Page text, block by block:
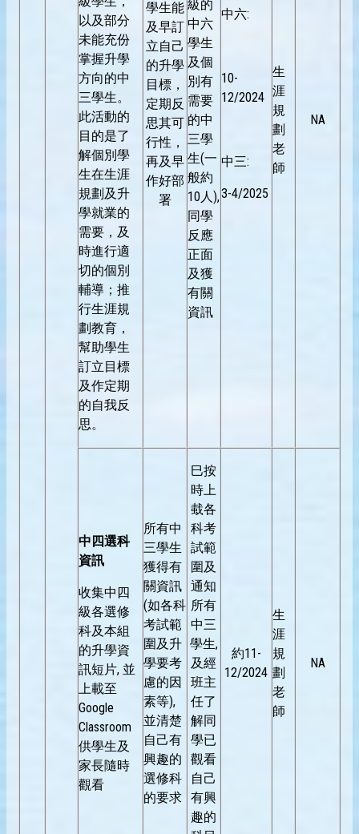
以及部分
未能充份
掌握升學
方向的中
三學生。
此活動的
目的是了
解個別學
生在生涯
規劃及升
學就業的
需要，及
時進行適
切的個別
輔導；推
行生涯規
劃教育，
幫助學生
訂立目標
及作定期
的自我反
思。
學生能
及早訂
立自己
的升學
目標，
定期反
思其可
行性，
再及早
作好部
署
級的
中六
學生
及個
別有
需要
的中
三學
生(一
般約
10人),
同學
反應
正面
及獲
有關
資訊
中六:
10-
12/2024
中三:
3-4/2025
生
涯
規
劃
老
師
NA
中四選科
資訊
收集中四
級各選修
科及本組
的升學資
訊短片, 並
上載至
Google
Classroom
供學生及
家長隨時
觀看
所有中
三學生
獲得有
關資訊
(如各科
考試範
圍及升
學要考
慮的因
素等),
並清楚
自己有
興趣的
選修科
的要求
巳按
時上
蛓各
科考
試範
圍及
通知
所有
中三
學生,
及經
班主
任了
解同
學已
觀看
自己
有興
趣的
約11-
12/2024
生
涯
規
劃
老
師
NA